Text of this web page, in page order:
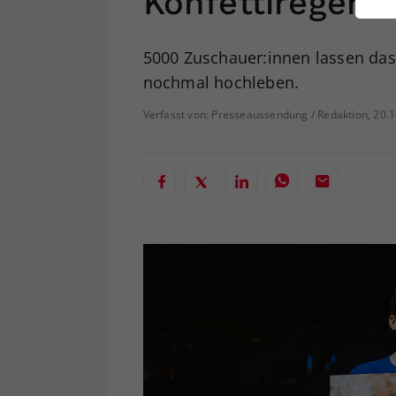
5000 Zuschauer:innen lassen
nochmal hochleben.
Verfasst von: Presseaussendung / Redaktion,